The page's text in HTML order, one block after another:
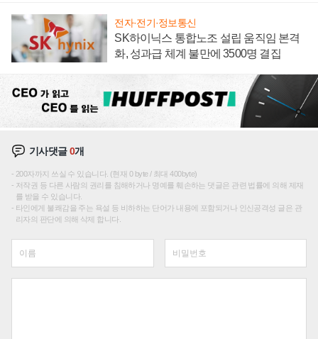
전자·전기·정보통신
SK하이닉스 통합노조 설립 움직임 본격
화, 성과급 체계 불만에 3500명 결집
기사댓글0개
200자까지 쓰실 수 있습니다. (현재 0 byte / 최대 400byte)
저작권 등 다른 사람의 권리를 침해하거나 명예를 훼손하는 댓글은 관련 법률에 의해 제재
를 받을 수 있습니다.
타인에게 불쾌감을 주는 욕설 등 비하하는 단어가 내용에 포함되거나 인신공격성 글은 관
리자의 판단에 의해 삭제 합니다.